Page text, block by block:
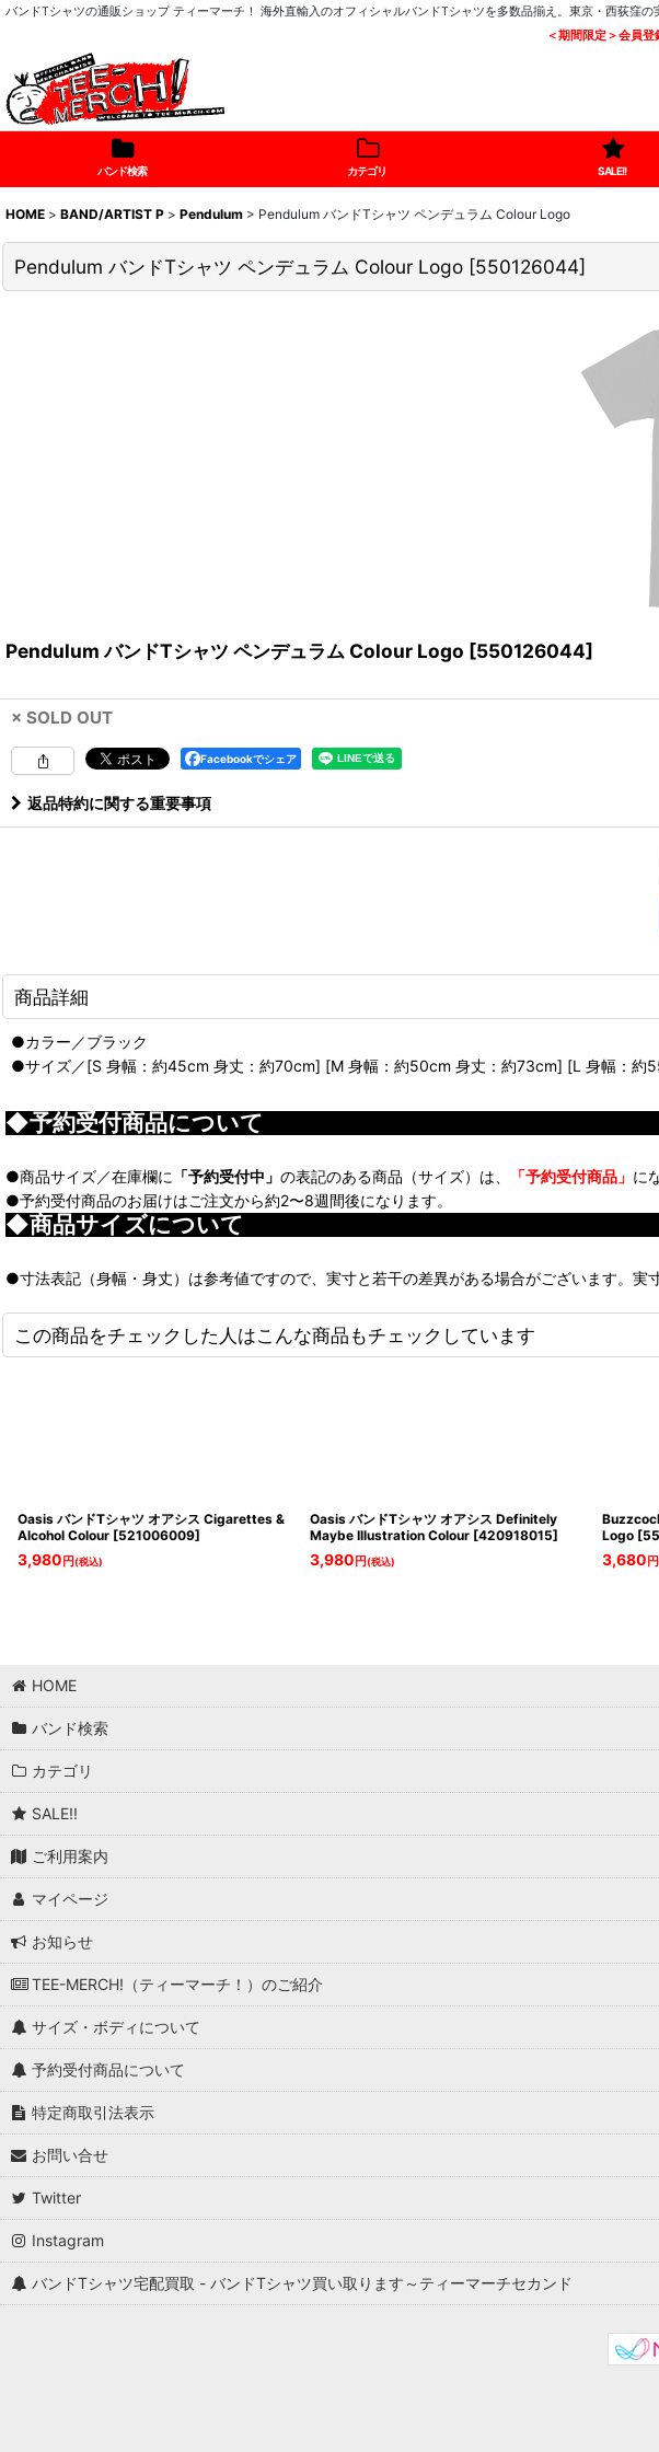
バンドTシャツの通販ショップ ティーマーチ！ 海外直輸入のオフィシャルバンドTシャツを多数品揃え。東京・西荻窪の
＜期間限定＞会員登
バンド検索 カテゴリ SALE!!
HOME > BAND/ARTIST P > Pendulum > Pendulum バンドTシャツ ペンデュラム Colour Logo
Pendulum バンドTシャツ ペンデュラム Colour Logo [550126044]
Pendulum バンドTシャツ ペンデュラム Colour Logo [550126044]
× SOLD OUT
Facebookでシェア
返品特約に関する重要事項
商品詳細
●カラー／ブラック
●サイズ／[S 身幅：約45cm 身丈：約70cm] [M 身幅：約50cm 身丈：約73cm] [L 身幅：
◆予約受付商品について
●商品サイズ／在庫欄に 「予約受付中」 の表記のある商品（サイズ）は、 「予約受付商品」 に
●予約受付商品のお届けはご注文から約2〜8週間後になります。
◆商品サイズについて
●寸法表記（身幅・身丈）は参考値ですので、実寸と若干の差異がある場合がございます。
この商品をチェックした人はこんな商品もチェックしています
Oasis バンドTシャツ オアシス Cigarettes &
Alcohol Colour [521006009]
3,980 円(税込)
Oasis バンドTシャツ オアシス Definitely
Maybe Illustration Colour [420918015]
3,980 円(税込)
Logo [
3,680 円
HOME
バンド検索
カテゴリ
SALE!!
ご利用案内
マイページ
お知らせ
TEE-MERCH!（ティーマーチ！）のご紹介
サイズ・ボディについて
予約受付商品について
特定商取引法表示
お問い合せ
Twitter
Instagram
バンドTシャツ宅配買取 - バンドTシャツ買い取ります～ティーマーチセカンド